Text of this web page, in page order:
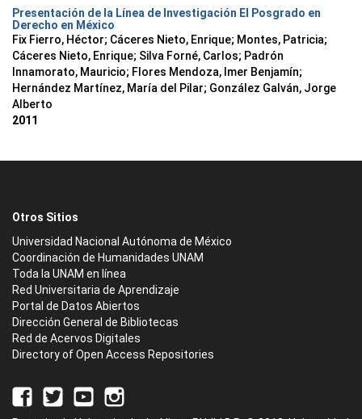
Presentación de la Línea de Investigación El Posgrado en
Derecho en México
Fix Fierro, Héctor; Cáceres Nieto, Enrique; Montes, Patricia;
Cáceres Nieto, Enrique; Silva Forné, Carlos; Padrón
Innamorato, Mauricio; Flores Mendoza, Imer Benjamín;
Hernández Martínez, María del Pilar; González Galván, Jorge
Alberto
2011
Otros Sitios
Universidad Nacional Autónoma de México
Coordinación de Humanidades UNAM
Toda la UNAM en línea
Red Universitaria de Aprendizaje
Portal de Datos Abiertos
Dirección General de Bibliotecas
Red de Acervos Digitales
Directory of Open Access Repositories